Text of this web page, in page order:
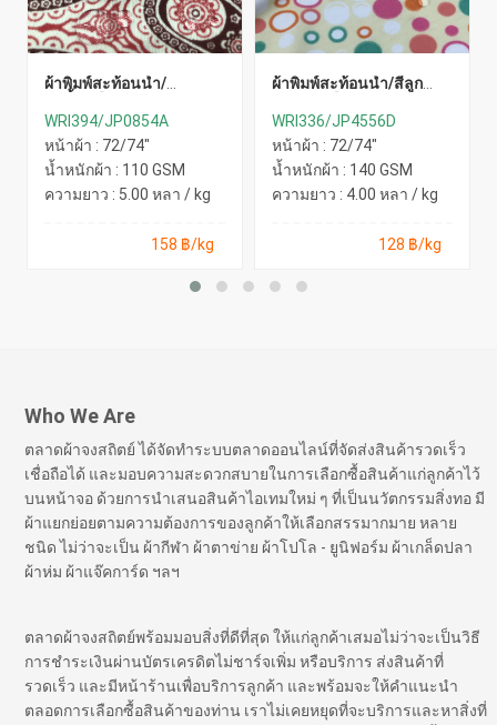
ผ้าพิมพ์สะท้อนน้ำ/
WRI394/JP0854A
หน้าผ้า : 72/74"
น้ำหนักผ้า : 110 GSM
ความยาว : 5.00 หลา / kg
158 ฿/kg
ผ้าพิมพ์สะท้อนน้ำ/สีลูก
WRI336/JP4556D
หน้าผ้า : 72/74"
น้ำหนักผ้า : 140 GSM
ความยาว : 4.00 หลา / kg
128 ฿/kg
Who We Are
ตลาดผ้าจงสถิตย์ ได้จัดทำระบบตลาดออนไลน์ที่จัดส่งสินค้ารวดเร็ว
เชื่อถือได้ และมอบความสะดวกสบายในการเลือกซื้อสินค้าแก่ลูกค้าไว้
บนหน้าจอ ด้วยการนำเสนอสินค้าไอเทมใหม่ ๆ ที่เป็นนวัตกรรมสิ่งทอ มี
ผ้าแยกย่อยตามความต้องการของลูกค้าให้เลือกสรรมากมาย หลาย
ชนิด ไม่ว่าจะเป็น ผ้ากีฬา ผ้าตาข่าย ผ้าโปโล - ยูนิฟอร์ม ผ้าเกล็ดปลา
ผ้าห่ม ผ้าแจ๊คการ์ด ฯลฯ
ตลาดผ้าจงสถิตย์พร้อมมอบสิ่งที่ดีที่สุด ให้แก่ลูกค้าเสมอไม่ว่าจะเป็นวิธี
การชำระเงินผ่านบัตรเครดิตไม่ชาร์จเพิ่ม หรือบริการ ส่งสินค้าที่
รวดเร็ว และมีหน้าร้านเพื่อบริการลูกค้า และพร้อมจะให้คำแนะนำ
ตลอดการเลือกซื้อสินค้าของท่าน เราไม่เคยหยุดที่จะบริการและหาสิ่งที่